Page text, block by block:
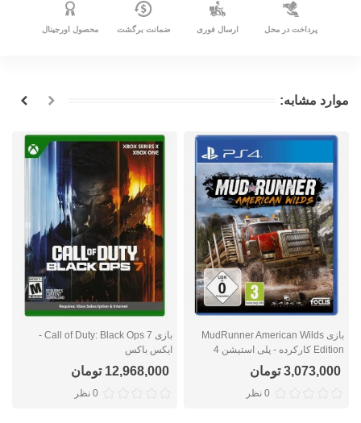
پرداخت در محل ارسال فوری ضمانت برگشت محصول اورجینال
موارد مشابه:
بازی MudRunner American Wilds
Edition کارکرده - پلی استیشن 4
3,073,000 تومان
0 نظر
بازی Call of Duty: Black Ops 7 -
ایکس باکس
12,968,000 تومان
0 نظر